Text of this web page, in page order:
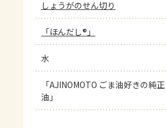
しょうがのせん切り
「ほんだし®」
水
「AJINOMOTO ごま油好きの純
油」